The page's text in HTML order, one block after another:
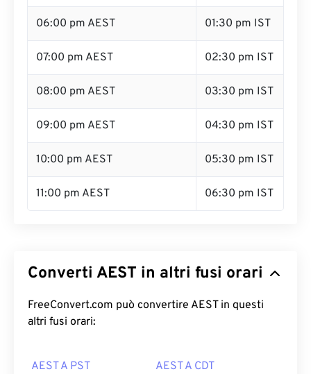
06:00 pm AEST 01:30 pm IST
07:00 pm AEST 02:30 pm IST
08:00 pm AEST 03:30 pm IST
09:00 pm AEST 04:30 pm IST
10:00 pm AEST 05:30 pm IST
11:00 pm AEST 06:30 pm IST
Converti AEST in altri fusi orari
FreeConvert.com può convertire AEST in questi
altri fusi orari:
AEST A PST AEST A CDT